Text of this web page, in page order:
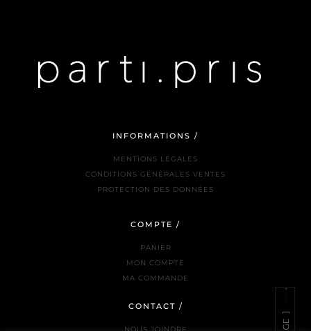
INFORMATIONS /
MENTIONS LÉGALES
CONDITIONS GÉNÉRALES VENTES
PROTECTION DES DONNÉES
COMPTE /
PANIER
MON COMPTE
MA COMMANDE
CONTACT /